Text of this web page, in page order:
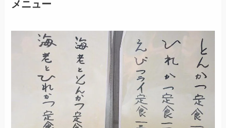
メニュー